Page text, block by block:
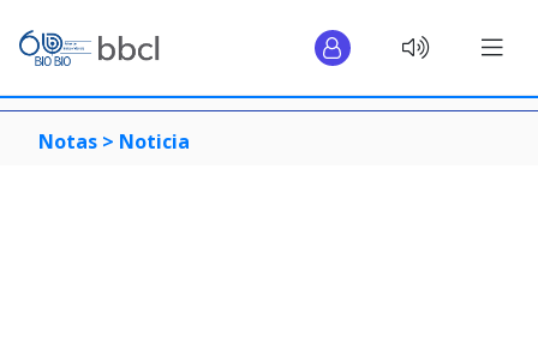
Notas > Noticia